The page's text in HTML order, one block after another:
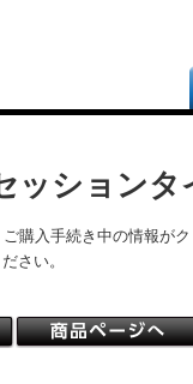
ションタ
購入手続き中の情報がク
さい。